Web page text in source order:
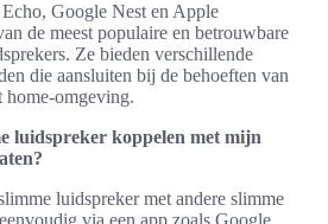
Google Nest en Apple
de meest populaire en betrouwbare
Ze bieden verschillende
die aansluiten bij de behoeften van
home-omgeving.
luidspreker koppelen met mijn
luidspreker met andere slimme
via een app zoals Google